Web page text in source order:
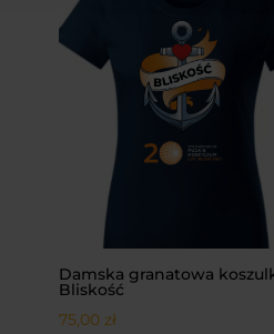
Damska granatowa
Bliskość
75,00 zł